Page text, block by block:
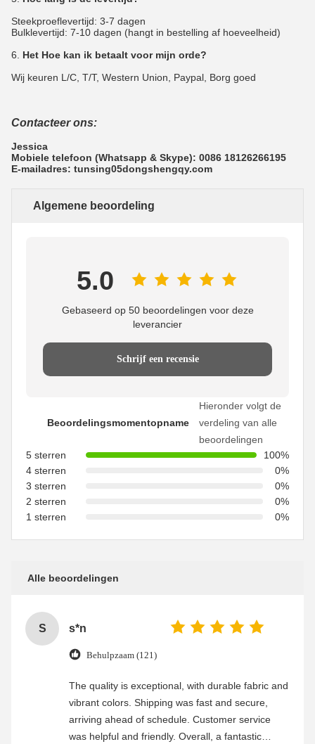
Steekproeflevertijd: 3-7 dagen
Bulklevertijd: 7-10 dagen (hangt in bestelling af hoeveelheid)
6. Het Hoe kan ik betaalt voor mijn orde?
Wij keuren L/C, T/T, Western Union, Paypal, Borg goed
Contacteer ons:
Jessica
Mobiele telefoon (Whatsapp & Skype): 0086 18126266195
E-mailadres: tunsing05dongshengqy.com
Algemene beoordeling
5.0
Gebaseerd op 50 beoordelingen voor deze
leverancier
Schrijf een recensie
Beoordelingsmomentopname
Hieronder volgt de
verdeling van alle
beoordelingen
5 sterren
100%
4 sterren
0%
3 sterren
0%
2 sterren
0%
1 sterren
0%
Alle beoordelingen
S s*n
Behulpzaam (121)
The quality is exceptional, with durable fabric and
vibrant colors. Shipping was fast and secure,
arriving ahead of schedule. Customer service
was helpful and friendly. Overall, a fantastic